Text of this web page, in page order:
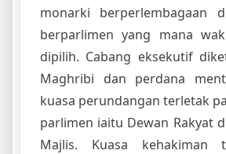
monarki berperlembagaan
berparlimen yang mana
dipilih. Cabang eksekutif
Maghribi dan perdana
kuasa perundangan terletak
parlimen iaitu Dewan Rakyat
Majlis. Kuasa kehakiman